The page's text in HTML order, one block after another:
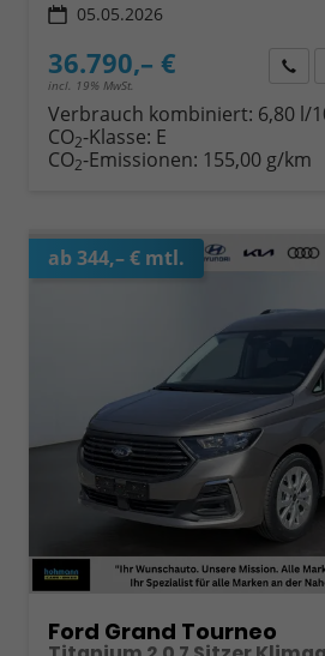
05.05.2026
36.790,– €
incl. 19% MwSt.
Verbrauch kombiniert: 6,80 l/
CO2-Klasse: E
CO2-Emissionen: 155,00 g/km
ab 344,– € mtl.
Ford Grand Tourneo